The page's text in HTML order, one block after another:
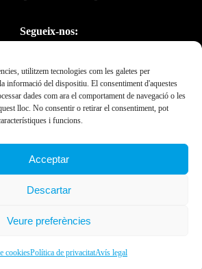
utilitzem tecnologies com les galetes per
informació del dispositiu. El consentiment d'aquestes
dades com ara el comportament de navegació o les
lloc. No consentir o retirar el consentiment, pot
i funcions.
Acceptar
Descartar
Veure preferències
cookiesPolítica de privacitatAvís legal
Segueix-nos:
© 2019. All rights reserved 2023.